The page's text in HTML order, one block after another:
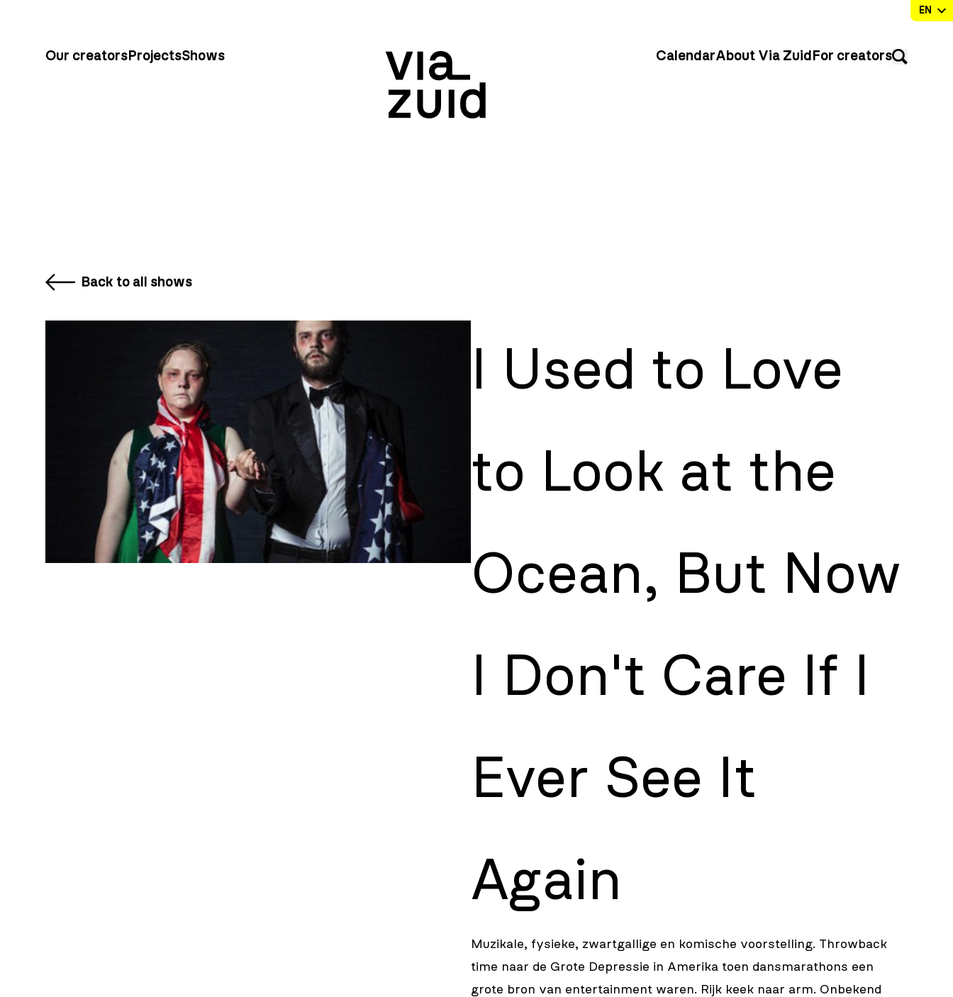
Our creators ProjectsShows CalendarAbout Via Zuid For creators
Back to all shows
I Used to Love
to Look at the
Ocean, But Now
I Don't Care If I
Ever See It
Again
Muzikale, fysieke, zwartgallige en komische voorstelling. Throwback
time naar de Grote Depressie in Amerika toen dansmarathons een
grote bron van entertainment waren. Rijk keek naar arm. Onbekend